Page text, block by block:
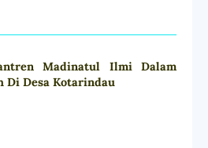
Madinatul Ilmi Dalam
Di Desa Kotarindau